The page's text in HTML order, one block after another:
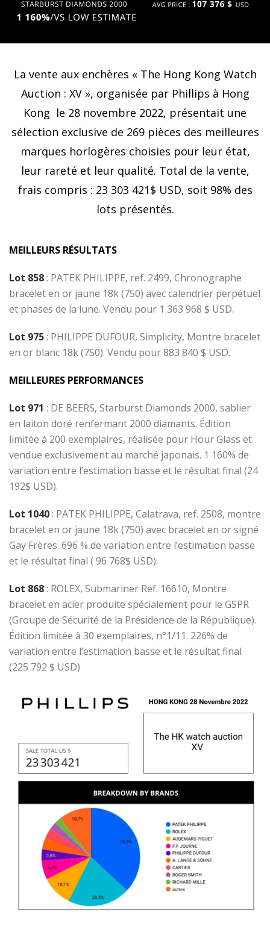
La vente aux enchères « The Hong Kong Watch
Auction : XV », organisée par Phillips à Hong
Kong le 28 novembre 2022, présentait une
sélection exclusive de 269 pièces des meilleures
marques horlogères choisies pour leur état,
leur rareté et leur qualité. Total de la vente,
frais compris : 23 303 421$ USD, soit 98% des
lots présentés.
MEILLEURS RÉSULTATS
Lot 858: PATEK PHILIPPE, ref. 2499, Chronographe
bracelet en or jaune 18k (750) avec calendrier perpétuel
et phases de la lune. Vendu pour 1 363 968 $ USD.
Lot 975: PHILIPPE DUFOUR, Simplicity, Montre bracelet
en or blanc 18k (750). Vendu pour 883 840 $ USD.
MEILLEURES PERFORMANCES
Lot 971 : DE BEERS, Starburst Diamonds 2000, sablier
en laiton doré renfermant 2000 diamants. Édition
limitée à 200 exemplaires, réalisée pour Hour Glass et
vendue exclusivement au marché japonais. 1 160% de
variation entre l’estimation basse et le résultat final (24
192$ USD).
Lot 1040: PATEK PHILIPPE, Calatrava, ref. 2508, montre
bracelet en or jaune 18k (750) avec bracelet en or signé
Gay Frères. 696 % de variation entre l’estimation basse
et le résultat final ( 96 768$ USD).
Lot 868: ROLEX, Submariner Ref. 16610, Montre
bracelet en acier produite spécialement pour le GSPR
(Groupe de Sécurité de la Présidence de la République).
Édition limitée à 30 exemplaires, n°1/11. 226% de
variation entre l’estimation basse et le résultat final
(225 792 $ USD)